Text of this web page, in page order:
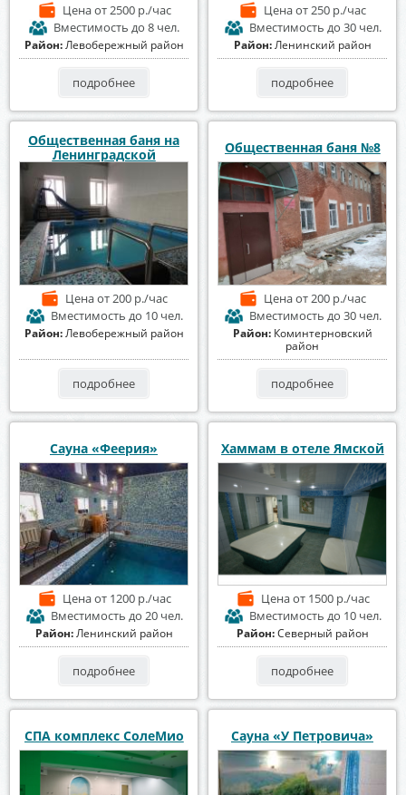
Ценаот 2500 р./час
Вместимость до 8 чел.
Район:Левобережный район
подробнее
Ценаот 250 р./час
Вместимость до 30 чел.
Район:Ленинский район
подробнее
Общественная баня на
Ленинградской
Ценаот 200 р./час
Вместимость до 10 чел.
Район:Левобережный район
подробнее
Общественная баня №8
Ценаот 200 р./час
Вместимость до 30 чел.
Район: Коминтерновский
район
подробнее
Сауна «Феерия»
Ценаот 1200 р./час
Вместимость до 20 чел.
Район:Ленинский район
подробнее
Хаммам в отеле Ямской
Ценаот 1500 р./час
Вместимость до 10 чел.
Район:Северный район
подробнее
СПА комплекс СолеМио Сауна «У Петровича»